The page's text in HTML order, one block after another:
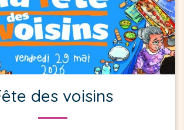
des voisins